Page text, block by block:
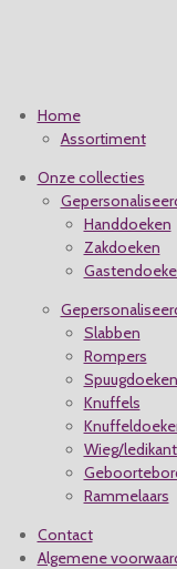
Home
Assortiment
Onze collecties
Handdoeken
Zakdoeken
Slabben
Rompers
Spuugdoeken
Knuffels
Wieg/
Rammelaars
Contact
Algemene